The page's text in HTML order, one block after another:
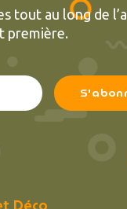
tout au long de
première.